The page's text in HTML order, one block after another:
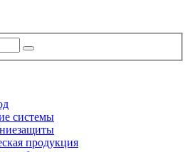
системы
продукция